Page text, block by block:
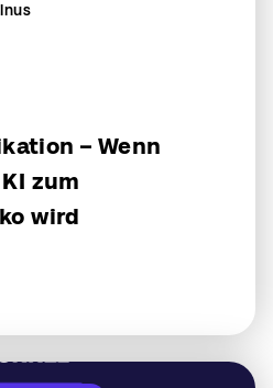
– Wenn
zum
wird